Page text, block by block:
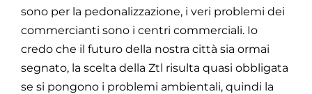
sono per la pedonalizzazione, i veri problemi dei
commercianti sono i centri commerciali. Io
credo che il futuro della nostra città sia ormai
segnato, la scelta della Ztl risulta quasi obbligata
se si pongono i problemi ambientali, quindi la